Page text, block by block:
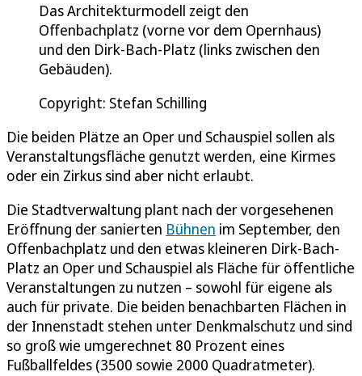
Das Architekturmodell zeigt den
Offenbachplatz (vorne vor dem Opernhaus)
und den Dirk-Bach-Platz (links zwischen den
Gebäuden).
Copyright: Stefan Schilling
Die beiden Plätze an Oper und Schauspiel sollen als
Veranstaltungsfläche genutzt werden, eine Kirmes
oder ein Zirkus sind aber nicht erlaubt.
Die Stadtverwaltung plant nach der vorgesehenen
Eröffnung der sanierten Bühnen im September, den
Offenbachplatz und den etwas kleineren Dirk-Bach-
Platz an Oper und Schauspiel als Fläche für öffentliche
Veranstaltungen zu nutzen – sowohl für eigene als
auch für private. Die beiden benachbarten Flächen in
der Innenstadt stehen unter Denkmalschutz und sind
so groß wie umgerechnet 80 Prozent eines
Fußballfeldes (3500 sowie 2000 Quadratmeter).